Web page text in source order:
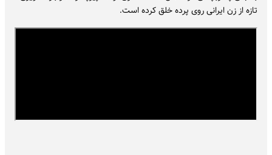
تازه از زن ایرانی روی پرده خلق کرده است.